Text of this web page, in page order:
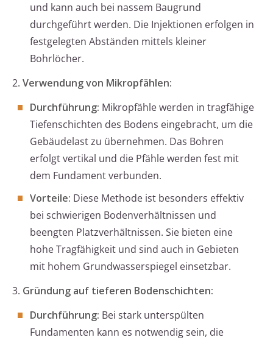
und kann auch bei nassem Baugrund
durchgeführt werden. Die Injektionen erfolgen in
festgelegten Abständen mittels kleiner
Bohrlöcher.
2. Verwendung von Mikropfählen:
Durchführung: Mikropfähle werden in tragfähige
Tiefenschichten des Bodens eingebracht, um die
Gebäudelast zu übernehmen. Das Bohren
erfolgt vertikal und die Pfähle werden fest mit
dem Fundament verbunden.
Vorteile: Diese Methode ist besonders effektiv
bei schwierigen Bodenverhältnissen und
beengten Platzverhältnissen. Sie bieten eine
hohe Tragfähigkeit und sind auch in Gebieten
mit hohem Grundwasserspiegel einsetzbar.
3. Gründung auf tieferen Bodenschichten:
Durchführung: Bei stark unterspülten
Fundamenten kann es notwendig sein, die